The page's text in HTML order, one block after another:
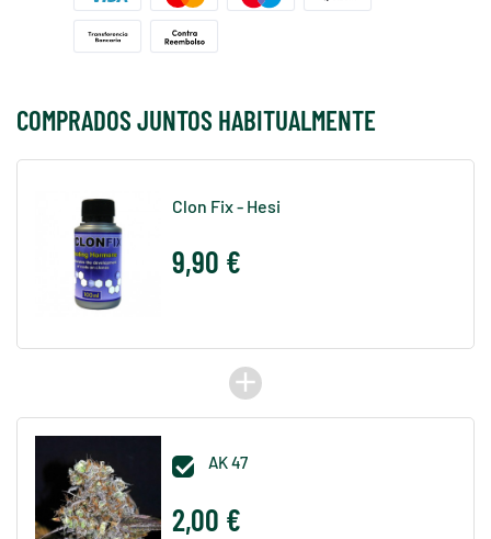
COMPRADOS JUNTOS HABITUALMENTE
Clon Fix - Hesi
9,90 €
add
 AK 47
2,00 €